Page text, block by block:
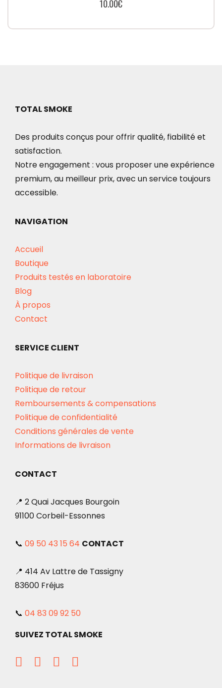
10.00€
TOTAL SMOKE
Des produits conçus pour offrir qualité, fiabilité et
satisfaction.
Notre engagement : vous proposer une expérience
premium, au meilleur prix, avec un service toujours
accessible.
NAVIGATION
Accueil
Boutique
Produits testés en laboratoire
Blog
À propos
Contact
SERVICE CLIENT
Politique de livraison
Politique de retour
Remboursements & compensations
Politique de confidentialité
Conditions générales de vente
Informations de livraison
CONTACT
📍 2 Quai Jacques Bourgoin
91100 Corbeil-Essonnes
📞 09 50 43 15 64 CONTACT
📍 414 Av Lattre de Tassigny
83600 Fréjus
📞 04 83 09 92 50
SUIVEZ TOTAL SMOKE